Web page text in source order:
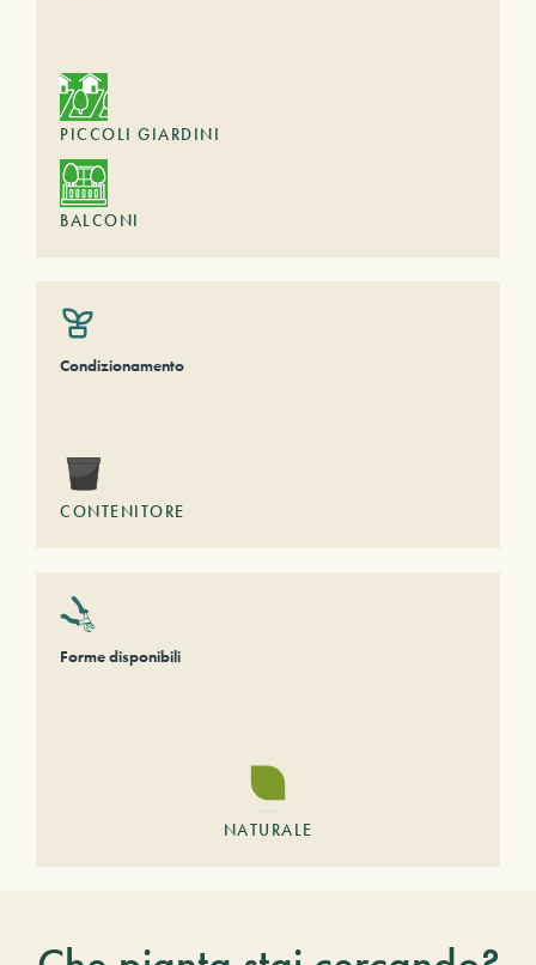
PICCOLI GIARDINI
BALCONI
Condizionamento
CONTENITORE
Forme disponibili
NATURALE